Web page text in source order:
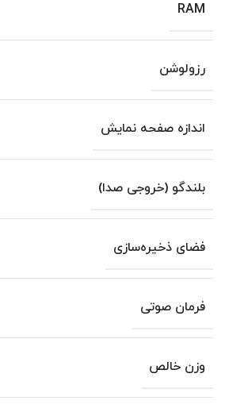
RAM
رزولوشن
اندازه صفحه نمایش
بلندگو (خروجی صدا)
فضای ذخیره‌سازی
فرمان صوتی
وزن خالص